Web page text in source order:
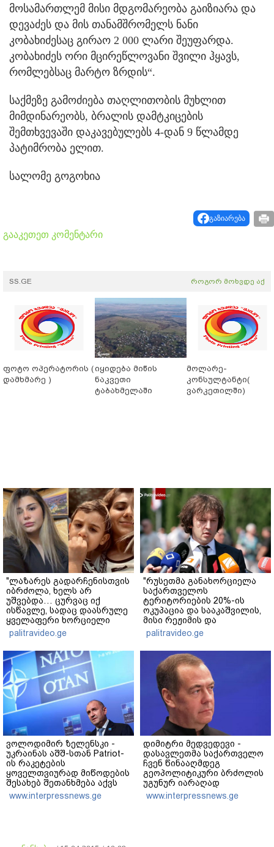
მოსამართლემ მისი მდგომარეობა გაიზიარა და
დევაძეს და მის თანამშრომელს ნანი
კობახიძესაც გირაო 2 000 ლარი შეუფარდა.
კობახიძეს ორი მცირეწლოვანი შვილი ჰყავს,
რომლებსაც მარტო ზრდის“.
საქმეზე გამოძიება თაღლითობის მუხლით
მიმდინარეობს, ბრალის დამტკიცების
შემთხვევაში დაკავებულებს 4-დან 9 წლამდე
პატიმრობა ელით.
სალომე გოგოხია
გაზიარება
გააკეთეთ კომენტარი
SS.GE როგორ მოხვდე აქ
ფოტო ოპერატორის (
დამხმარე )
იყიდება მიწის
ნაკვეთი
ტაბახმელაში
მოლარე-
კონსულტანტი(
ვარკეთილში)
"ლაზარეს გადარჩენისთვის
იბრძოლა, ხელს არ
უშვებდა… ცურვაც იქ
ისწავლე, სადაც დაასრულე
ყველაფერი ხორციელი
ცხოვრებიდან" – რას წერს
ხობში დაღუპული დედა-
შვილის ახლობელი?
palitravideo.ge
"რუსეთმა განახორციელა
საქართველოს
ტერიტორიების 20%-ის
ოკუპაცია და სააკაშვილის,
მისი რეჟიმის და
"ნაცმოძრაობის" ღალატი
ვერანაირად ვერ
გადაფარავს ამ
დანაშაულს" - ირაკლი
კობახიძე
palitravideo.ge
ვოლოდიმირ ზელენსკი -
უკრაინას აშშ-სთან Patriot-
ის რაკეტების
ყოველთვიურად მიწოდების
შესახებ შეთანხმება აქვს
www.interpressnews.ge
დიმიტრი მედვედევი -
დასავლეთმა საქართველო
ჩვენ წინააღმდეგ
გეოპოლიტიკური ბრძოლის
უგუნურ იარაღად
გამოიყენა იმ მომენტში,
როდესაც ეს მისთვის
www.interpressnews.ge